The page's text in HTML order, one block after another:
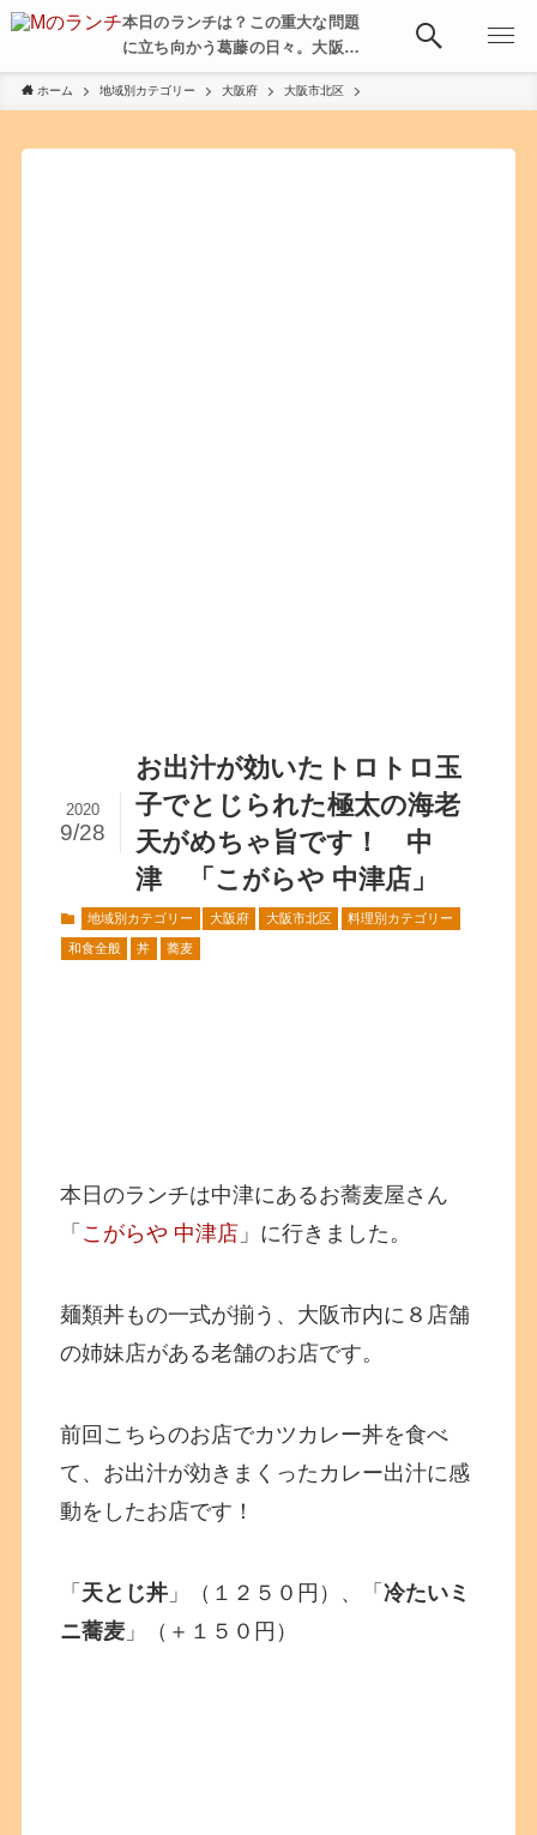
本日のランチは？この重大な問題
に立ち向かう葛藤の日々。大阪・
京都・神戸を中心とした食べ歩
き、飲み歩きを綴る。
ホーム 地域別カテゴリー 大阪府 大阪市北区
お出汁が効いたトロトロ玉
子でとじられた極太の海老
天がめちゃ旨です！ 中
津 「こがらや 中津店」
2020
9/28
地域別カテゴリー 大阪府 大阪市北区 料理別カテゴリー
和食全般 丼 蕎麦
本日のランチは中津にあるお蕎麦屋さん
「 こがらや 中津店 」に行きました。
麺類丼もの一式が揃う、大阪市内に８店舗
の姉妹店がある老舗のお店です。
前回こちらのお店でカツカレー丼を食べ
て、お出汁が効きまくったカレー出汁に感
動をしたお店です！
「 天とじ丼 」（１２５０円）、「冷たいミ
ニ蕎麦 」（＋１５０円）